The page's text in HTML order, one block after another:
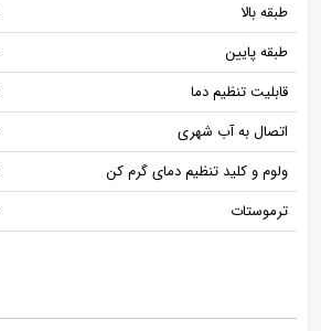
طبقه بالا
طبقه پایین
قابلیت تنظیم دما
اتصال به آب شهری
ولوم و کلید تنظیم دمای گرم کن
ترموستات